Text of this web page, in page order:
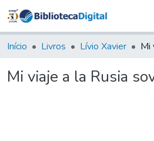
&
Coleções
Início Livros Lívio Xavier Mi
Mi viaje a la Rusia